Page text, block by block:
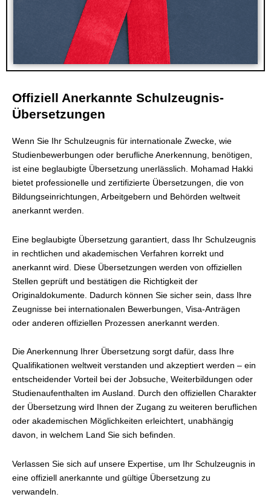
Offiziell Anerkannte Schulzeugnis-
Übersetzungen
Wenn Sie Ihr Schulzeugnis für internationale Zwecke, wie
Studienbewerbungen oder berufliche Anerkennung, benötigen,
ist eine beglaubigte Übersetzung unerlässlich. Mohamad Hakki
bietet professionelle und zertifizierte Übersetzungen, die von
Bildungseinrichtungen, Arbeitgebern und Behörden weltweit
anerkannt werden.
Eine beglaubigte Übersetzung garantiert, dass Ihr Schulzeugnis
in rechtlichen und akademischen Verfahren korrekt und
anerkannt wird. Diese Übersetzungen werden von offiziellen
Stellen geprüft und bestätigen die Richtigkeit der
Originaldokumente. Dadurch können Sie sicher sein, dass Ihre
Zeugnisse bei internationalen Bewerbungen, Visa-Anträgen
oder anderen offiziellen Prozessen anerkannt werden.
Die Anerkennung Ihrer Übersetzung sorgt dafür, dass Ihre
Qualifikationen weltweit verstanden und akzeptiert werden – ein
entscheidender Vorteil bei der Jobsuche, Weiterbildungen oder
Studienaufenthalten im Ausland. Durch den offiziellen Charakter
der Übersetzung wird Ihnen der Zugang zu weiteren beruflichen
oder akademischen Möglichkeiten erleichtert, unabhängig
davon, in welchem Land Sie sich befinden.
Verlassen Sie sich auf unsere Expertise, um Ihr Schulzeugnis in
eine offiziell anerkannte und gültige Übersetzung zu
verwandeln.